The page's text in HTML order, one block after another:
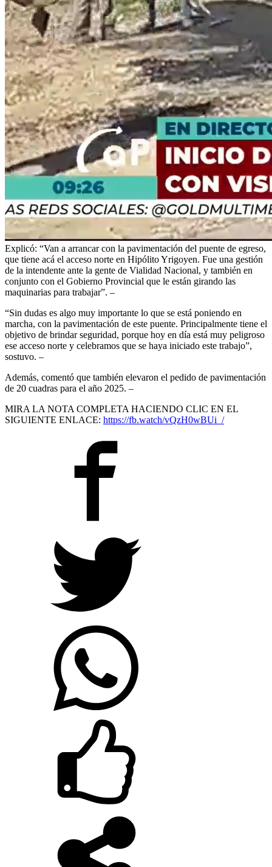
Explicó: “Van a arrancar con la pavimentación del puente de egreso,
que tiene acá el acceso norte en Hipólito Yrigoyen. Fue una gestión
de la intendente ante la gente de Vialidad Nacional, y también en
conjunto con el Gobierno Provincial que le están girando las
maquinarias para trabajar”. –
“Sin dudas es algo muy importante lo que se está poniendo en
marcha, con la pavimentación de este puente. Principalmente tiene el
objetivo de brindar seguridad, porque hoy en día está muy peligroso
ese acceso norte y celebramos que se haya iniciado este trabajo”,
sostuvo. –
Además, comentó que también elevaron el pedido de pavimentación
de 20 cuadras para el año 2025. –
MIRA LA NOTA COMPLETA HACIENDO CLIC EN EL
SIGUIENTE ENLACE: https://fb.watch/vQzH0wBUi_/